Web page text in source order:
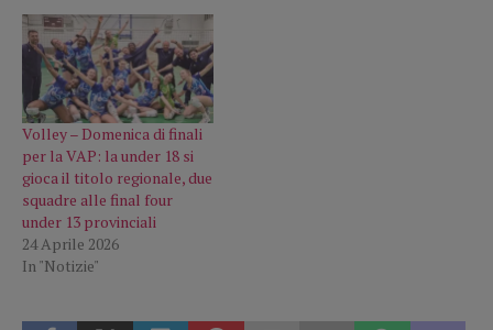
Volley – Domenica di finali
per la VAP: la under 18 si
gioca il titolo regionale, due
squadre alle final four
under 13 provinciali
24 Aprile 2026
In "Notizie"